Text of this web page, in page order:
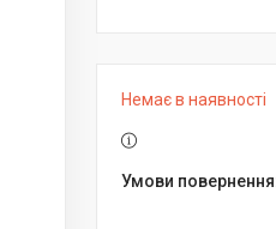
Немає в наявності